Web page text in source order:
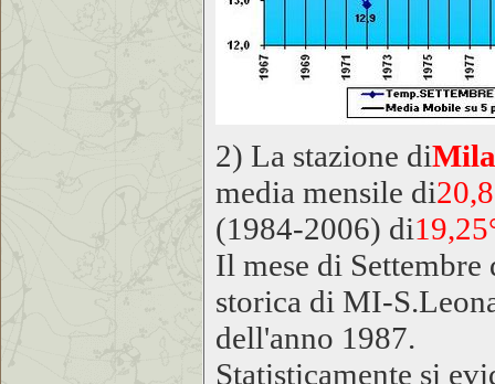
2) La stazione di
media mensile di
(1984-2006) di
Il mese di
storica di MI-
dell'anno 1987.
Statisticamente si